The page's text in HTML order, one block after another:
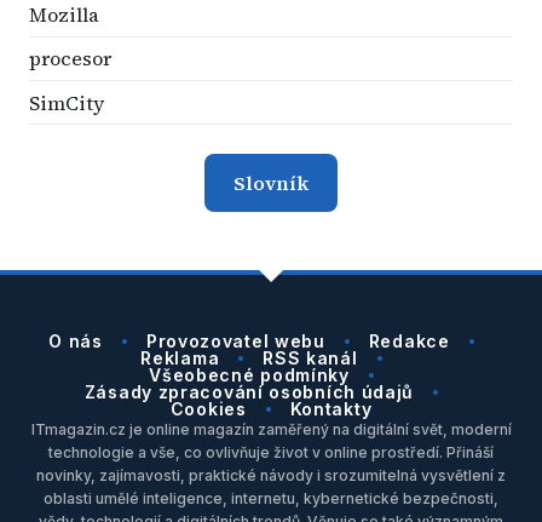
Mozilla
procesor
SimCity
Slovník
O nás Provozovatel webu
Redakce
Reklama
RSS kanál
Všeobecné podmínky
Zásady zpracování osobních údajů
Cookies
Kontakty
ITmagazin.cz je online magazín zaměřený na digitální svět, moderní
technologie a vše, co ovlivňuje život v online prostředí. Přináší
novinky, zajímavosti, praktické návody i srozumitelná vysvětlení z
oblasti umělé inteligence, internetu, kybernetické bezpečnosti,